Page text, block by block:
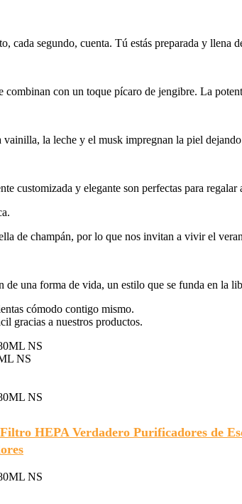
cada segundo, cuenta. Tú estás preparada y llena
combinan con un toque pícaro de jengibre. La
vainilla, la leche y el musk impregnan la piel
customizada y elegante son perfectas para
de champán, por lo que nos invitan a vivir el
de una forma de vida, un estilo que se funda en la
cómodo contigo mismo.
gracias a nuestros productos.
NS
HEPA Verdadero Purificadores de